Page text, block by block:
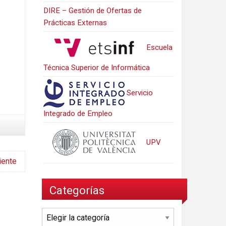
DIRE – Gestión de Ofertas de
Prácticas Externas
Escuela
Técnica Superior de Informática
Servicio
Integrado de Empleo
UPV
Categorías
Categorías